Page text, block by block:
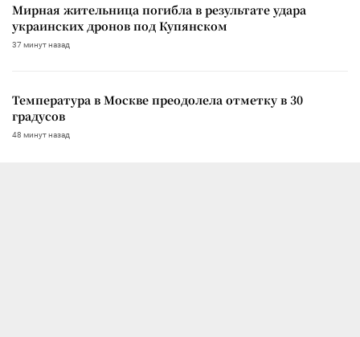
Мирная жительница погибла в результате удара
украинских дронов под Купянском
37 минут назад
Температура в Москве преодолела отметку в 30
градусов
48 минут назад